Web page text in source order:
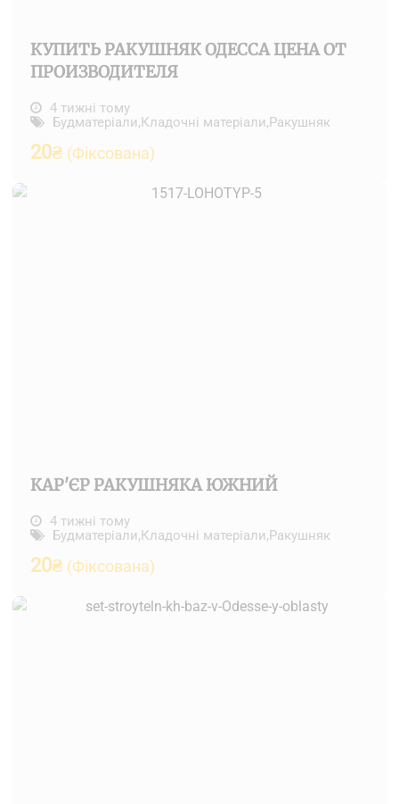
КУПИТЬ РАКУШНЯК ОДЕССА ЦЕНА ОТ
ПРОИЗВОДИТЕЛЯ
4 тижні тому
Будматеріали,Кладочні матеріали,Ракушняк
20₴ (Фіксована)
КАР'ЄР РАКУШНЯКА ЮЖНИЙ
4 тижні тому
Будматеріали,Кладочні матеріали,Ракушняк
20₴ (Фіксована)